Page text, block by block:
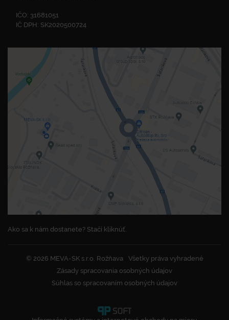
IČO: 31681051
IČ DPH: SK2020500724
Ako sa k nám dostanete? Stačí kliknúť.
© 2026 MEVA-SK s.r.o. Rožňava
Všetky práva vyhradené
Zásady spracovania osobných údajov
Súhlas so spracovaním osobných údajov